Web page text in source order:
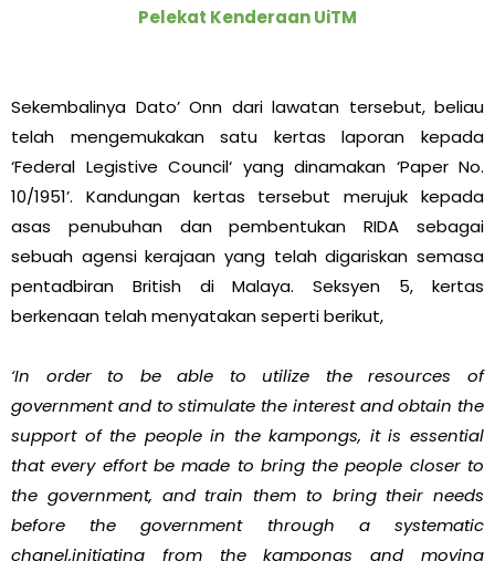
Pelekat Kenderaan UiTM
Sekembalinya Dato’ Onn dari lawatan tersebut, beliau
telah mengemukakan satu kertas laporan kepada
‘Federal Legistive Council‘ yang dinamakan ‘Paper No.
10/1951’. Kandungan kertas tersebut merujuk kepada
asas penubuhan dan pembentukan RIDA sebagai
sebuah agensi kerajaan yang telah digariskan semasa
pentadbiran British di Malaya. Seksyen 5, kertas
berkenaan telah menyatakan seperti berikut,
‘In order to be able to utilize the resources of
government and to stimulate the interest and obtain the
support of the people in the kampongs, it is essential
that every effort be made to bring the people closer to
the government, and train them to bring their needs
before the government through a systematic
chanel,initiating from the kampongs and moving